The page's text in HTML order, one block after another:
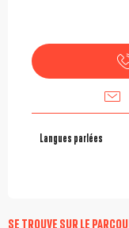
Langues parlées
Langues parlées
SE TROUVE SUR LE